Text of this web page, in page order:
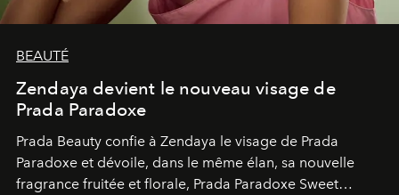
BEAUTÉ
Zendaya devient le nouveau visage de
Prada Paradoxe
Prada Beauty confie à Zendaya le visage de Prada
Paradoxe et dévoile, dans le même élan, sa nouvelle
fragrance fruitée et florale, Prada Paradoxe Sweet